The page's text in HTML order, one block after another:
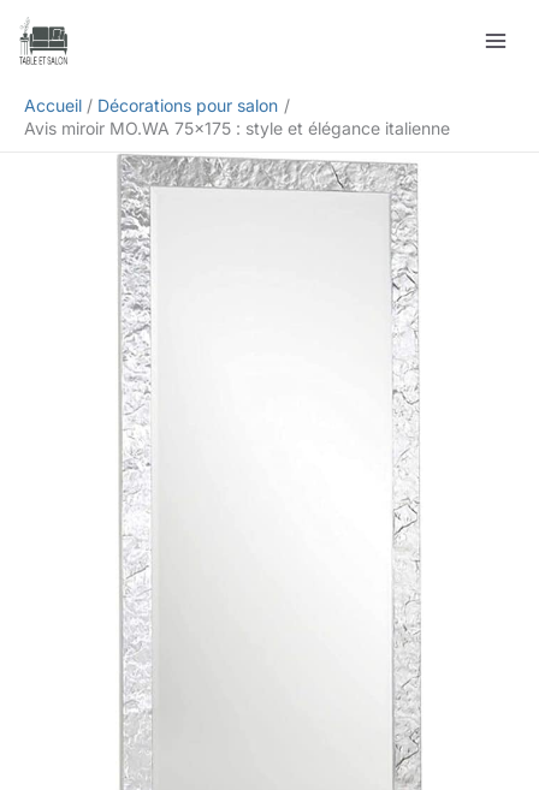
Aller
Accueil
Décorations pour salon
Avis miroir MO.WA 75×175 : style et élégance italienne
Rechercher